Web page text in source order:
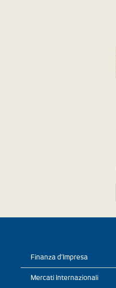
Finanza d’Impresa
Mercati Internazionali